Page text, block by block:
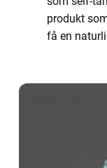
produkt
få en